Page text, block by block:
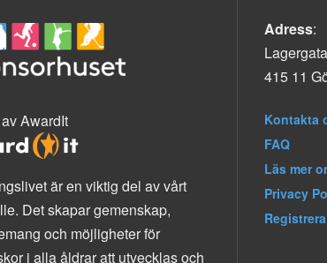
AwardIt
är en viktig del av vårt
Det skapar gemenskap,
och möjligheter för
i alla åldrar att utvecklas och
Adress:
415 11
Kontakta
FAQ
Läs mer
Privacy